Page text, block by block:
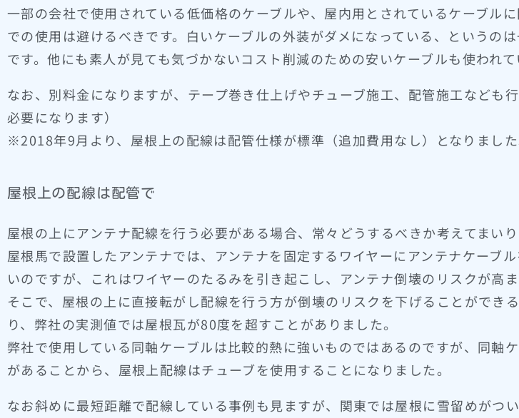
一部の会社で使用されている低価格のケーブルや、屋内用とされているケーブル
での使用は避けるべきです。白いケーブルの外装がダメになっている、というの
です。他にも素人が見ても気づかないコスト削減のための安いケーブルも使われ
なお、別料金になりますが、テープ巻き仕上げやチューブ施工、配管施工なども
必要になります）
※2018年9月より、屋根上の配線は配管仕様が標準（追加費用なし）となりました
屋根上の配線は配管で
屋根の上にアンテナ配線を行う必要がある場合、常々どうするべきか考えてまいり
屋根馬で設置したアンテナでは、アンテナを固定するワイヤーにアンテナケーブ
いのですが、これはワイヤーのたるみを引き起こし、アンテナ倒壊のリスクが高ま
そこで、屋根の上に直接転がし配線を行う方が倒壊のリスクを下げることができ
り、弊社の実測値では屋根瓦が80度を超すことがありました。
弊社で使用している同軸ケーブルは比較的熱に強いものではあるのですが、同軸
があることから、屋根上配線はチューブを使用することになりました。
なお斜めに最短距離で配線している事例も見ますが、関東では屋根に雪留めがつ